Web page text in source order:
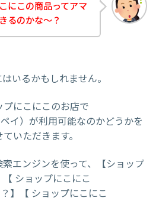
にこの商品ってアマ
るのかな～？
いるかもしれません。
にこにこのお店で
イ）が利用可能なのかどうかを
いただきます。
エンジンを使って、【ショップ
ショップにこにこ
】【 ショップにこにこ